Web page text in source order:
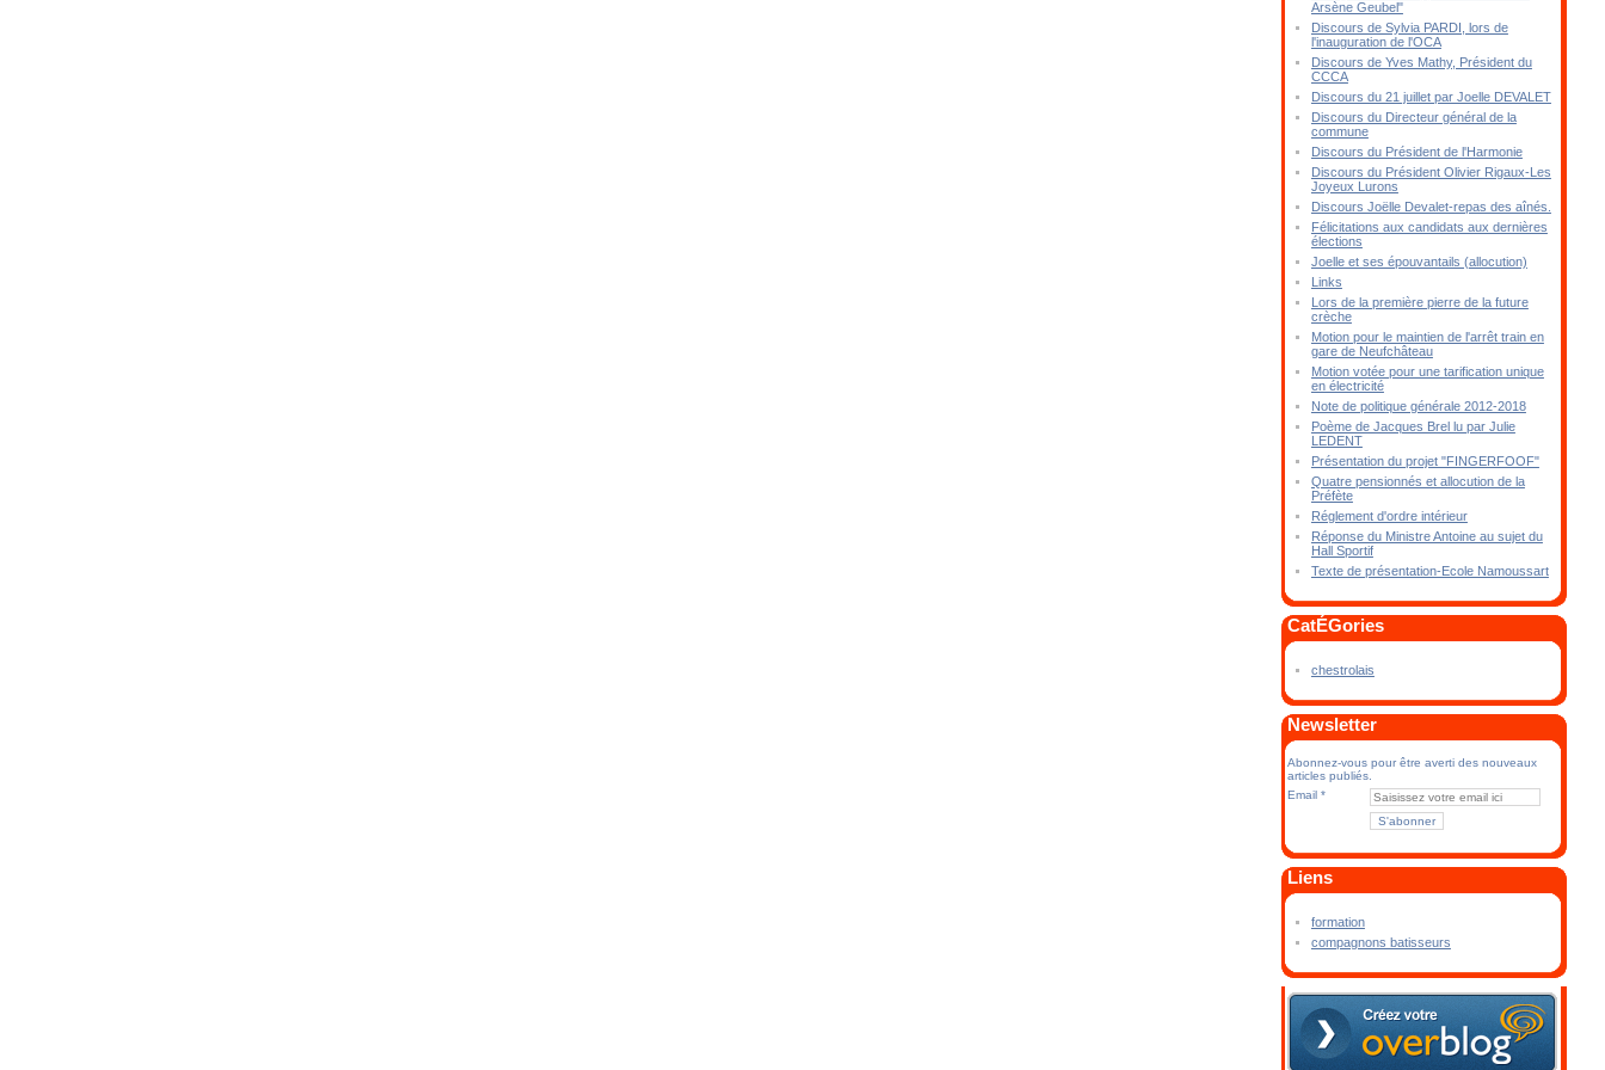
Arsène Geubel"
Discours de Sylvia PARDI, lors de
l'inauguration de l'OCA
Discours de Yves Mathy, Président du
CCCA
Discours du 21 juillet par Joelle DEVALET
Discours du Directeur général de la
commune
Discours du Président de l'Harmonie
Discours du Président Olivier Rigaux-Les
Joyeux Lurons
Discours Joëlle Devalet-repas des aînés.
Félicitations aux candidats aux dernières
élections
Joelle et ses épouvantails (allocution)
Links
Lors de la première pierre de la future
crèche
Motion pour le maintien de l'arrêt train en
gare de Neufchâteau
Motion votée pour une tarification unique
en électricité
Note de politique générale 2012-2018
Poème de Jacques Brel lu par Julie
LEDENT
Présentation du projet "FINGERFOOF"
Quatre pensionnés et allocution de la
Préfète
Réglement d'ordre intérieur
Réponse du Ministre Antoine au sujet du
Hall Sportif
Texte de présentation-Ecole Namoussart
CatÉGories
chestrolais
Newsletter
Abonnez-vous pour être averti des nouveaux
articles publiés.
Email
Liens
formation
compagnons batisseurs